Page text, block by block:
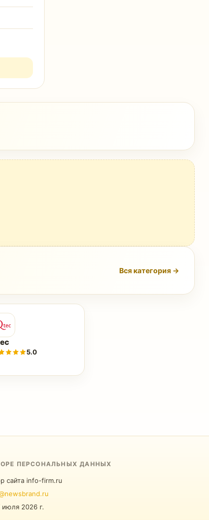
Вся категория →
5.0
ПЕРСОНАЛЬНЫХ ДАННЫХ
сайта info-firm.ru
июля 2026 г.